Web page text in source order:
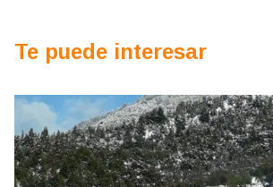
Te puede interesar